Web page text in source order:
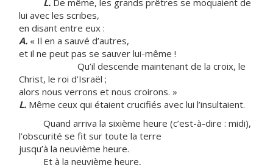
L. De même, les grands prêtres se moquaient de
lui avec les scribes,
en disant entre eux :
A. « Il en a sauvé d’autres,
et il ne peut pas se sauver lui-même !
Qu’il descende maintenant de la croix, le
Christ, le roi d’Israël ;
alors nous verrons et nous croirons. »
L. Même ceux qui étaient crucifiés avec lui l’insultaient.
Quand arriva la sixième heure (c’est-à-dire : midi),
l’obscurité se fit sur toute la terre
jusqu’à la neuvième heure.
Et à la neuvième heure,